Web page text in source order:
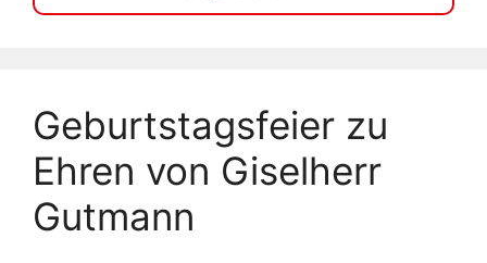
Geburtstagsfeier zu
Ehren von Giselherr
Gutmann